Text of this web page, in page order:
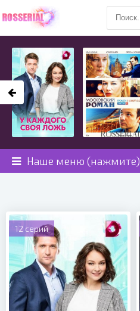
Наше меню (нажмите)
12 серий